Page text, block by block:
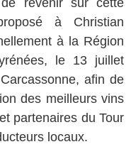
revenir sur cette
à Christian
à la Région
le 13 juillet
afin de
des meilleurs vins
partenaires du Tour
locaux.